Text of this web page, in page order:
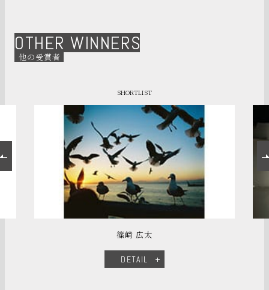
OTHER WINNERS
他の受賞者
SHORTLIST
篠﨑 広太
DETAIL